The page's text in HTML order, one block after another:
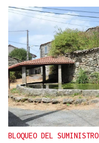
BLOQUEO DEL SUMINISTRO